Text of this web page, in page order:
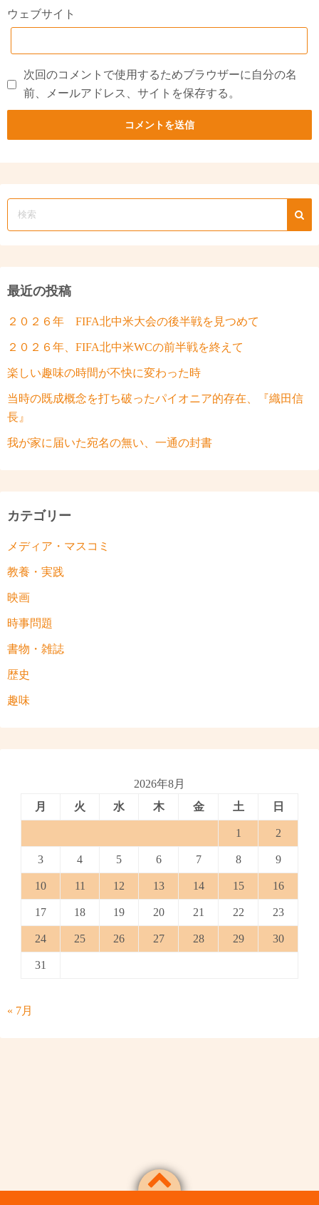
ウェブサイト
次回のコメントで使用するためブラウザーに自分の名
前、メールアドレス、サイトを保存する。
最近の投稿
２０２６年 FIFA北中米大会の後半戦を見つめて
２０２６年、FIFA北中米WCの前半戦を終えて
楽しい趣味の時間が不快に変わった時
当時の既成概念を打ち破ったパイオニア的存在、『織田信
長』
我が家に届いた宛名の無い、一通の封書
カテゴリー
メディア・マスコミ
教養・実践
映画
時事問題
書物・雑誌
歴史
趣味
2026年8月
月
火 水 木 金 土 日
1 2
3 4 5 6 7 8 9
10 11 12 13 14 15 16
17 18 19 20 21 22 23
24 25 26 27 28 29 30
31
« 7月